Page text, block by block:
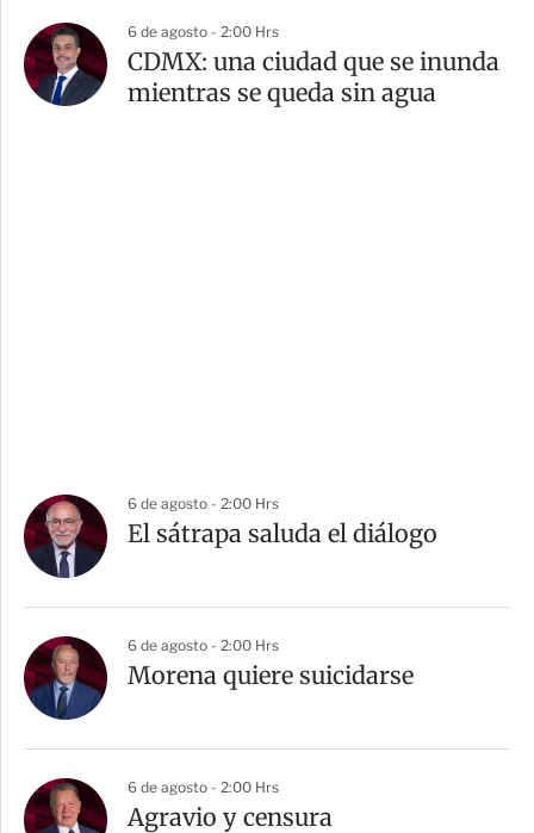
6 de agosto - 2:00 Hrs
CDMX: una ciudad que se inunda
mientras se queda sin agua
6 de agosto - 2:00 Hrs
El sátrapa saluda el diálogo
6 de agosto - 2:00 Hrs
Morena quiere suicidarse
6 de agosto - 2:00 Hrs
Agravio y censura